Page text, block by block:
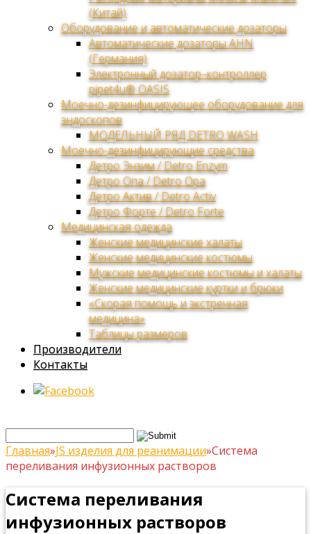
(Китай)
Оборудование и автоматические дозаторы
Автоматические дозаторы AHN
(Германия)
Электронный дозатор–контроллер
pipet4u® OASIS
Моечно-дезинфицирующее оборудование для
эндоскопов
МОДЕЛЬНЫЙ РЯД DETRO WASH
Моечно-дезинфицирующие средства
Детро Энзим / Detro Enzym
Детро Опа / Detro Opa
Детро Актив / Detro Activ
Детро Форте / Detro Forte
Медицинская одежда
Женские медицинские халаты
Женские медицинские костюмы
Мужские медицинские костюмы и халаты
Женские медицинские куртки и брюки
«Скорая помощь и экстренная
медицина»
Таблицы размеров
Производители
Контакты
Главная»JS изделия для реанимации»Система
переливания инфузионных растворов
Система переливания
инфузионных растворов